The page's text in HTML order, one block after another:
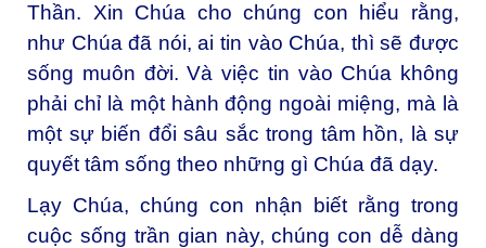
Thần. Xin Chúa cho chúng con hiểu rằng,
như Chúa đã nói, ai tin vào Chúa, thì sẽ được
sống muôn đời. Và việc tin vào Chúa không
phải chỉ là một hành động ngoài miệng, mà là
một sự biến đổi sâu sắc trong tâm hồn, là sự
quyết tâm sống theo những gì Chúa đã dạy.
Lạy Chúa, chúng con nhận biết rằng trong
cuộc sống trần gian này, chúng con dễ dàng